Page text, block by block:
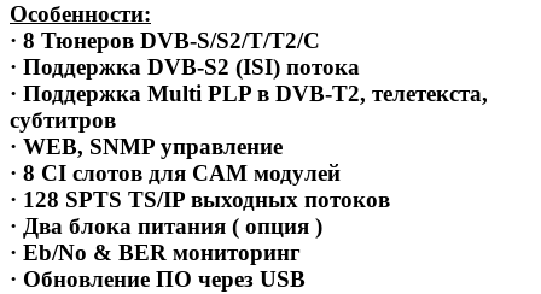
Особенности:
· 8 Тюнеров DVB-S/S2/T/T2/C
· Поддержка DVB-S2 (ISI) потока
· Поддержка Multi PLP в DVB-T2, телетекста,
субтитров
· WEB, SNMP управление
· 8 CI слотов для CAM модулей
· 128 SPTS TS/IP выходных потоков
· Два блока питания ( опция )
· Eb/No & BER мониторинг
· Обновление ПО через USB